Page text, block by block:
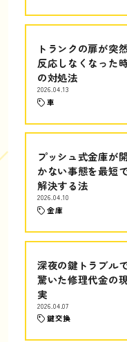
トランクの扉が突
反応しなくなった
の対処法
2026.04.13
車
プッシュ式金庫が開
かない事態を最短
解決する法
2026.04.10
金庫
深夜の鍵トラブル
驚いた修理代金の
実
2026.04.07
鍵交換